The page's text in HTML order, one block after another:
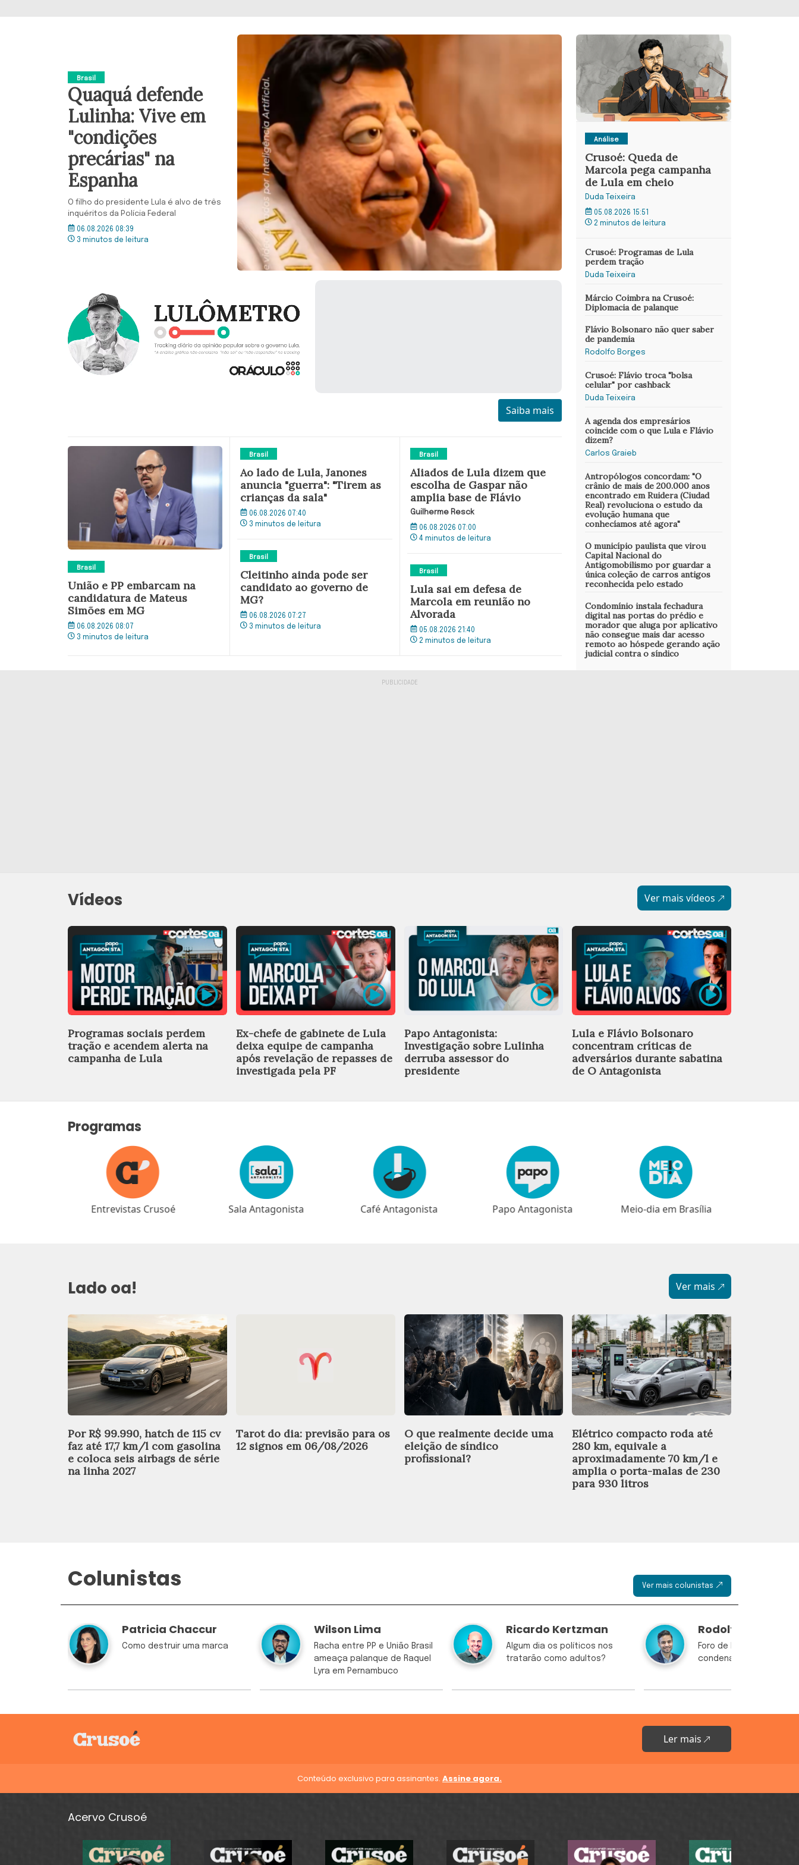
Brasil
Quaquá defende
Lulinha: Vive em
"condições
precárias" na
Espanha
O filho do presidente Lula é alvo de três
inquéritos da Polícia Federal
06.08.2026 08:39
3 minutos de leitura
Saiba mais
Brasil
União e PP embarcam na
candidatura de Mateus
Simões em MG
06.08.2026 08:07
3 minutos de leitura
Brasil
Ao lado de Lula, Janones
anuncia "guerra": "Tirem as
crianças da sala"
06.08.2026 07:40
3 minutos de leitura
Brasil
Cleitinho ainda pode ser
candidato ao governo de
MG?
06.08.2026 07:27
3 minutos de leitura
Brasil
Aliados de Lula dizem que
escolha de Gaspar não
amplia base de Flávio
Guilherme Resck
06.08.2026 07:00
4 minutos de leitura
Brasil
Lula sai em defesa de
Marcola em reunião no
Alvorada
05.08.2026 21:40
2 minutos de leitura
Análise
Crusoé: Queda de
Marcola pega campanha
de Lula em cheio
Duda Teixeira
05.08.2026 15:51
2 minutos de leitura
Crusoé: Programas de Lula
perdem tração
Duda Teixeira
Márcio Coimbra na Crusoé:
Diplomacia de palanque
Flávio Bolsonaro não quer saber
de pandemia
Rodolfo Borges
Crusoé: Flávio troca "bolsa
celular" por cashback
Duda Teixeira
A agenda dos empresários
coincide com o que Lula e Flávio
dizem?
Carlos Graieb
Antropólogos concordam: "O
crânio de mais de 200.000 anos
encontrado em Ruidera (Ciudad
Real) revoluciona o estudo da
evolução humana que
conhecíamos até agora"
O município paulista que virou
Capital Nacional do
Antigomobilismo por guardar a
única coleção de carros antigos
reconhecida pelo estado
Condomínio instala fechadura
digital nas portas do prédio e
morador que aluga por aplicativo
não consegue mais dar acesso
remoto ao hóspede gerando ação
judicial contra o síndico
Vídeos Ver mais vídeos
Programas sociais perdem
tração e acendem alerta na
campanha de Lula
Ex-chefe de gabinete de Lula
deixa equipe de campanha
após revelação de repasses de
investigada pela PF
Papo Antagonista:
Investigação sobre Lulinha
derruba assessor do
presidente
Lula e Flávio Bolsonaro
concentram críticas de
adversários durante sabatina
de O Antagonista
Programas
Sala Antagonista Café Antagonista Papo Antagonista Meio-dia em Brasília ⁠⁠Narrativas
Lado oa! Ver mais
Por R$ 99.990, hatch de 115 cv
faz até 17,7 km/l com gasolina
e coloca seis airbags de série
na linha 2027
Tarot do dia: previsão para os
12 signos em 06/08/2026
O que realmente decide uma
eleição de síndico
profissional?
Elétrico compacto roda até
280 km, equivale a
aproximadamente 70 km/l e
amplia o porta-malas de 230
para 930 litros
Colunistas Ver mais colunistas
Patricia Chaccur
Como destruir uma marca
Wilson Lima
Racha entre PP e União Brasil
ameaça palanque de Raquel
Lyra em Pernambuco
Ricardo Kertzman
Algum dia os políticos nos
tratarão como adultos?
Rodolfo Borges
Foro de Lulinha é o
condenados pelo 8 de
Ler mais
Conteúdo exclusivo para assinantes. Assine agora.
Acervo Crusoé